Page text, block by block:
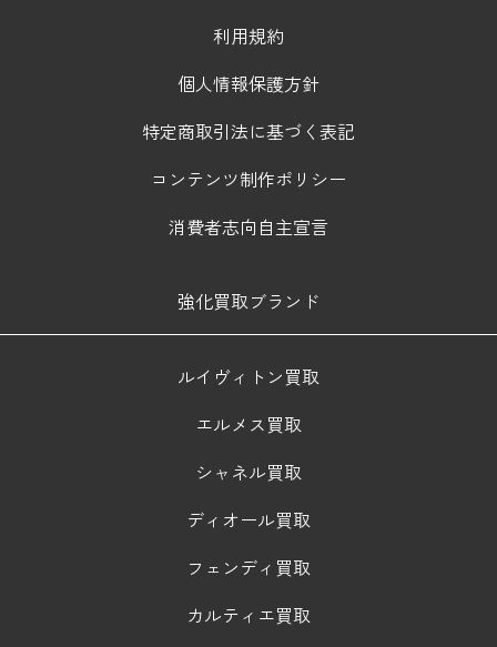
利用規約
個人情報保護方針
特定商取引法に基づく表記
コンテンツ制作ポリシー
消費者志向自主宣言
強化買取ブランド
ルイヴィトン買取
エルメス買取
シャネル買取
ディオール買取
フェンディ買取
カルティエ買取